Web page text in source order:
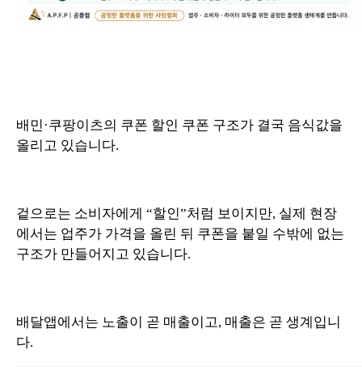
배민·쿠팡이츠의 쿠폰 할인 쿠폰 구조가 결국 음식값을
올리고 있습니다.
겉으로는 소비자에게 “할인”처럼 보이지만, 실제 현장
에서는 업주가 가격을 올린 뒤 쿠폰을 붙일 수밖에 없는
구조가 만들어지고 있습니다.
배달앱에서는 노출이 곧 매출이고, 매출은 곧 생계입니
다.